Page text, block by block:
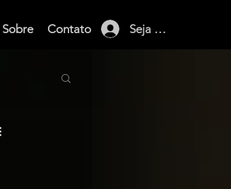
Sobre Contato Seja membro